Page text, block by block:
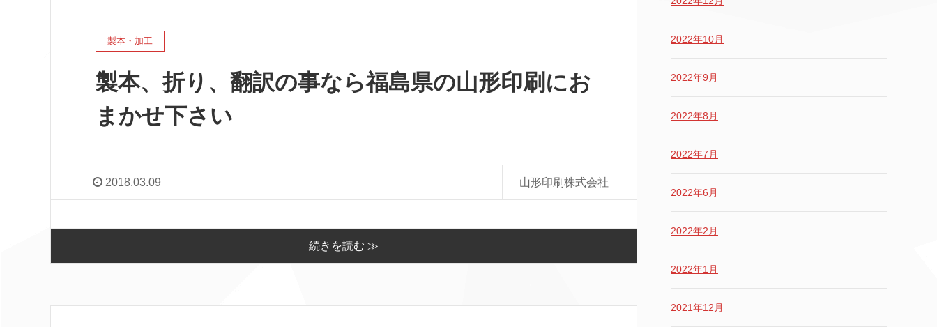
製本・加工
製本、折り、翻訳の事なら福島県の山形印刷にお
まかせ下さい
2018.03.09 山形印刷株式会社
続きを読む ≫
2022年10月
2022年9月
2022年8月
2022年7月
2022年6月
2022年2月
2022年1月
2021年12月